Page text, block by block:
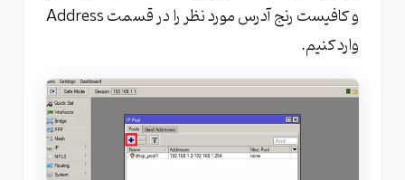
و کافیست رنج آدرس مورد نظر را در قسمت Address
وارد کنیم.